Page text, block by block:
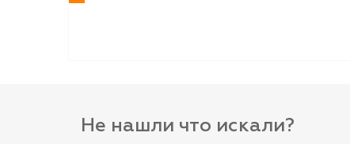
Не нашли что искали?